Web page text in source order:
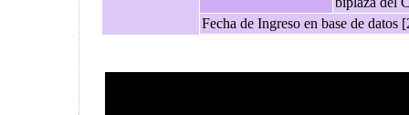
Fecha de Ingreso en base de datos